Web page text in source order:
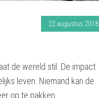
22 augustus 2018
de wereld stil. De impact
leven. Niemand kan de
op te pakken.